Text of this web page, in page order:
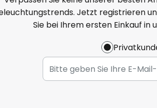
Jetzt registrieren
Sie bei Ihrem ersten Einkauf in